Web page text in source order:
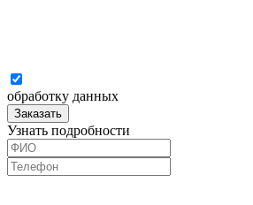
обработку данных
Заказать
Узнать подробности